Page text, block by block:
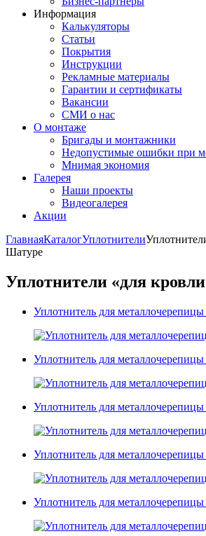
Информация
Калькуляторы
Статьи
Покрытия
Инструкции
Рекламные материалы
Гарантии и сертификаты
Вакансии
СМИ о нас
О монтаже
Бригады и монтажники
Недопустимые ошибки при
Мнимая экономия
Галерея
Наши проекты
Видеогалерея
Акции
ГлавнаяКаталогУплотнители
Шатуре
Уплотнители «для
Уплотнитель для
Уплотнитель для
Уплотнитель для
Уплотнитель для
Уплотнитель для